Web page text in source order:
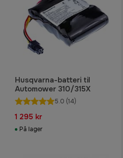
Husqvarna-batteri til
Automower 310/315X
5.0 (14)
1 295 kr
På lager